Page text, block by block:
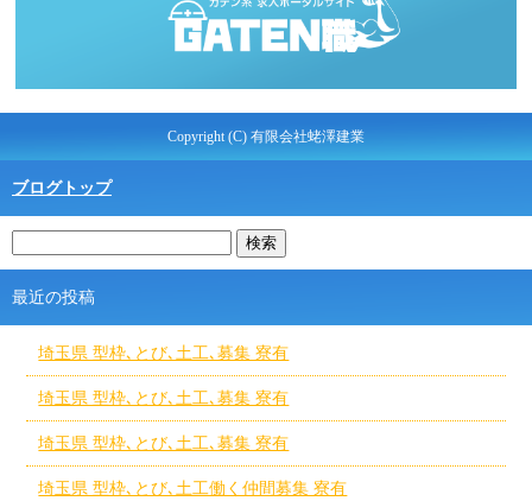
Copyright (C) 有限会社蛯澤建業
ブログトップ
最近の投稿
埼玉県 型枠､とび､土工､募集 寮有
埼玉県 型枠､とび､土工､募集 寮有
埼玉県 型枠､とび､土工､募集 寮有
埼玉県 型枠､とび､土工働く仲間募集 寮有